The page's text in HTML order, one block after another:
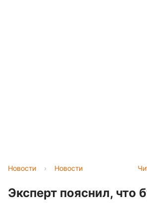
Новости › Новости
Эксперт пояснил, что